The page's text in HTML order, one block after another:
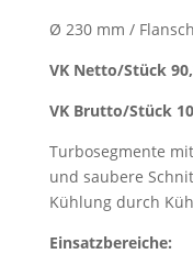
Ø 230 mm /
VK Netto/Stück
VK Brutto/Stück
Turbosegmente
und saubere
Kühlung durch
Einsatzbereiche: